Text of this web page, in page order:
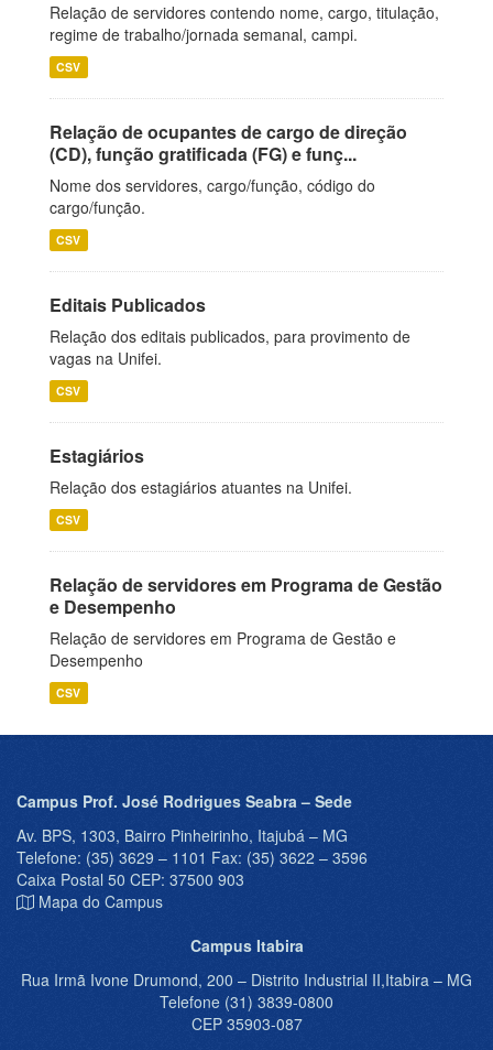
Relação de servidores contendo nome, cargo, titulação,
regime de trabalho/jornada semanal, campi.
CSV
Relação de ocupantes de cargo de direção
(CD), função gratificada (FG) e funç...
Nome dos servidores, cargo/função, código do
cargo/função.
CSV
Editais Publicados
Relação dos editais publicados, para provimento de
vagas na Unifei.
CSV
Estagiários
Relação dos estagiários atuantes na Unifei.
CSV
Relação de servidores em Programa de Gestão
e Desempenho
Relação de servidores em Programa de Gestão e
Desempenho
CSV
Campus Prof. José Rodrigues Seabra – Sede
Av. BPS, 1303, Bairro Pinheirinho, Itajubá – MG
Telefone: (35) 3629 – 1101 Fax: (35) 3622 – 3596
Caixa Postal 50 CEP: 37500 903
Mapa do Campus
Campus Itabira
Rua Irmã Ivone Drumond, 200 – Distrito Industrial II,Itabira – MG
Telefone (31) 3839-0800
CEP 35903-087